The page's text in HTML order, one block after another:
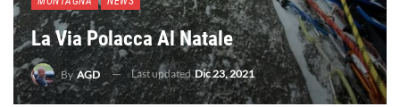
La Via Polacca Al Natale
By AGD Last updatedDic 23, 2021